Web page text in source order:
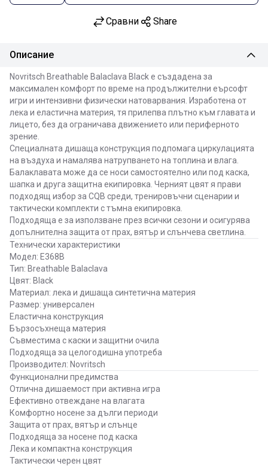
Сравни Share
Описание
Novritsch Breathable Balaclava Black е създадена за
максимален комфорт по време на продължителни еърсофт
игри и интензивни физически натоварвания. Изработена от
лека и еластична материя, тя прилепва плътно към главата и
лицето, без да ограничава движението или периферното
зрение.
Специалната дишаща конструкция подпомага циркулацията
на въздуха и намалява натрупването на топлина и влага.
Балаклавата може да се носи самостоятелно или под каска,
шапка и друга защитна екипировка. Черният цвят я прави
подходящ избор за CQB среди, тренировъчни сценарии и
тактически комплекти с тъмна екипировка.
Подходяща е за използване през всички сезони и осигурява
допълнителна защита от прах, вятър и слънчева светлина.
Технически характеристики
Модел: E368B
Тип: Breathable Balaclava
Цвят: Black
Материал: лека и дишаща синтетична материя
Размер: универсален
Еластична конструкция
Бързосъхнеща материя
Съвместима с каски и защитни очила
Подходяща за целогодишна употреба
Производител: Novritsch
Функционални предимства
Отлична дишаемост при активна игра
Ефективно отвеждане на влагата
Комфортно носене за дълги периоди
Защита от прах, вятър и слънце
Подходяща за носене под каска
Лека и компактна конструкция
Тактически черен цвят